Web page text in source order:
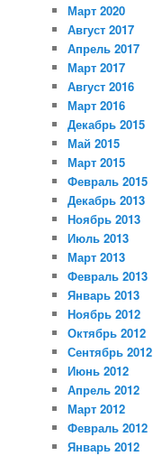
Март 2020
Август 2017
Апрель 2017
Март 2017
Август 2016
Март 2016
Декабрь 2015
Май 2015
Март 2015
Февраль 2015
Декабрь 2013
Ноябрь 2013
Июль 2013
Март 2013
Февраль 2013
Январь 2013
Ноябрь 2012
Октябрь 2012
Сентябрь 2012
Июнь 2012
Апрель 2012
Март 2012
Февраль 2012
Январь 2012